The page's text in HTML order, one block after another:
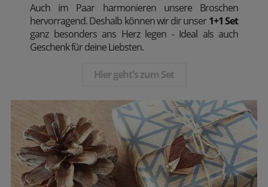
Auch im Paar harmonieren unsere Broschen
hervorragend. Deshalb können wir dir unser 1+1 Set
ganz besonders ans Herz legen - Ideal als auch
Geschenk für deine Liebsten.
Hier geht's zum Set